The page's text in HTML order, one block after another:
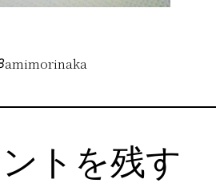
amimorinaka
トを残す